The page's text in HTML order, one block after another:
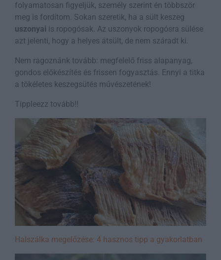
folyamatosan figyeljük, személy szerint én többször
meg is fordítom. Sokan szeretik, ha a sült keszeg
uszonyai is ropogósak. Az uszonyok ropogósra sülése
azt jelenti, hogy a helyes átsült, de nem száradt ki.
Nem ragoznánk tovább: megfelelő friss alapanyag,
gondos előkészítés és frissen fogyasztás. Ennyi a titka
a tökéletes keszegsütés művészetének!
Tippleezz tovább!!
Halszálka megelőzése: 4 hasznos tipp a gyakorlatban